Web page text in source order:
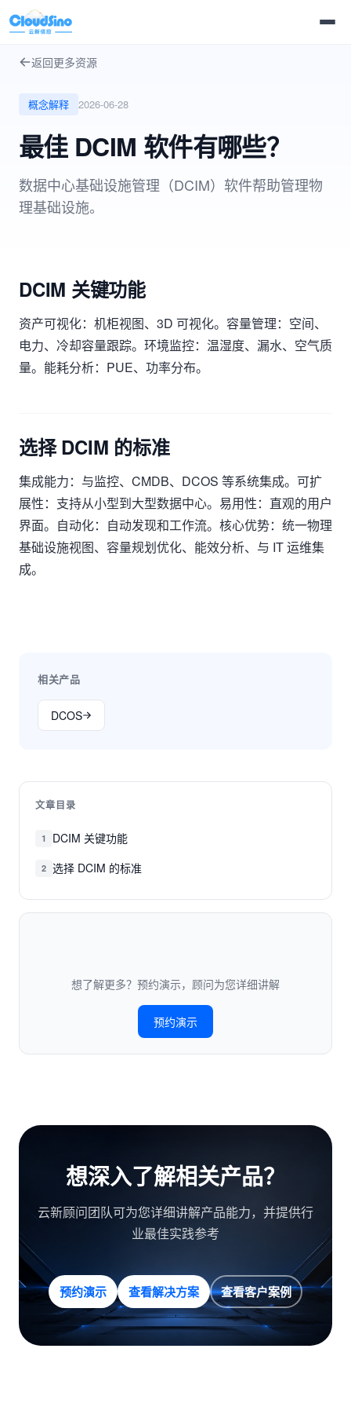
返回更多资源
概念解释 2026-06-28
最佳 DCIM 软件有哪些？
数据中心基础设施管理（DCIM）软件帮助管理物
理基础设施。
DCIM 关键功能
资产可视化：机柜视图、3D 可视化。容量管理：空间、
电力、冷却容量跟踪。环境监控：温湿度、漏水、空气质
量。能耗分析：PUE、功率分布。
选择 DCIM 的标准
集成能力：与监控、CMDB、DCOS 等系统集成。可扩
展性：支持从小型到大型数据中心。易用性：直观的用户
界面。自动化：自动发现和工作流。核心优势：统一物理
基础设施视图、容量规划优化、能效分析、与 IT 运维集
成。
相关产品
DCOS
文章目录
1 DCIM 关键功能
2 选择 DCIM 的标准
想了解更多？预约演示，顾问为您详细讲解
预约演示
想深入了解相关产品？
云新顾问团队可为您详细讲解产品能力，并提供行
业最佳实践参考
预约演示 查看解决方案 查看客户案例